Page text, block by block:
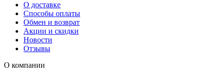
О доставке
Способы оплаты
Обмен и возврат
Акции и скидки
Новости
Отзывы
О компании